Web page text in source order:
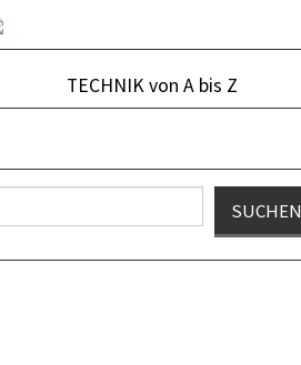
TECHNIK von A bis Z
SUCHEN